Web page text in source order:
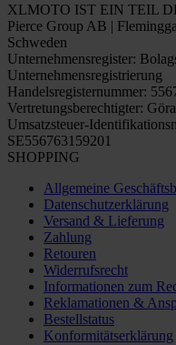
XLMOTO IST EIN TEIL
Pierce Group AB |
Schweden
Unternehmensregister:
Unternehmensregistrierung
Handelsregisternummer:
Vertretungsberechtigter:
Umsatzsteuer-
SE556763159201
SHOPPING
Allgemeine
Datenschutzerklärung
Versand & Lieferung
Zahlung
Retouren
Widerrufsrecht
Informationen zum
Reklamationen &
Bestellstatus
Konformitätserklärung